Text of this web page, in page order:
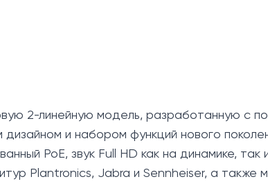
2-линейную модель, разработанную с
дизайном и набором функций нового
PoE, звук Full HD как на динамике,
Plantronics, Jabra и Sennheiser, а